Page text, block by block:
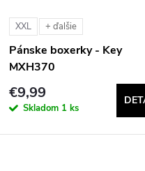
XXL + ďalšie
Pánske boxerky - Key
MXH370
€9,99
Skladom 1 ks